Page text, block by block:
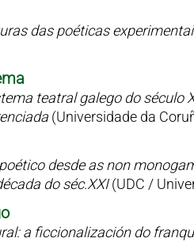
das poéticas
teatral galego do século
(Universidade da
desde as non
do séc.XXI(UDC /
a ficcionalización do